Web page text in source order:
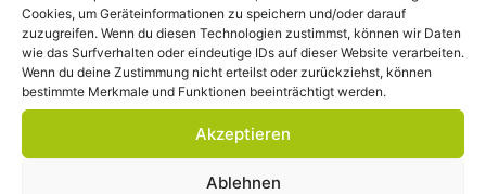
Cookies, um Geräteinformationen zu speichern und/oder darauf
zuzugreifen. Wenn du diesen Technologien zustimmst, können wir Daten
wie das Surfverhalten oder eindeutige IDs auf dieser Website verarbeiten.
Wenn du deine Zustimmung nicht erteilst oder zurückziehst, können
bestimmte Merkmale und Funktionen beeinträchtigt werden.
Akzeptieren
Ablehnen
Kiezplatz
Aug. 22, 18:00Radioeins Parkfest im
GleisdreieckparkOrt:
Weizsäcker geb. Wille – Ein Leben im 20.
Jahrhundert“ D 2009, 90 Minuten